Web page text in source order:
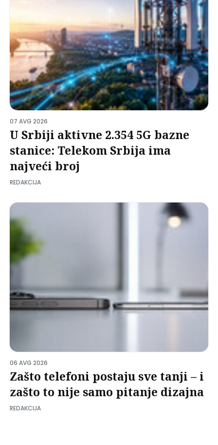
07 AVG 2026
U Srbiji aktivne 2.354 5G bazne
stanice: Telekom Srbija ima
najveći broj
REDAKCIJA
06 AVG 2026
Zašto telefoni postaju sve tanji – i
zašto to nije samo pitanje dizajna
REDAKCIJA